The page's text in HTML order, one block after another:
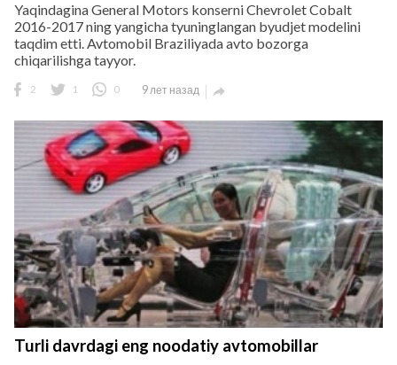
Yaqindagina General Motors konserni Chevrolet Cobalt
2016-2017 ning yangicha tyuninglangan byudjet modelini
taqdim etti. Avtomobil Braziliyada avto bozorga
chiqarilishga tayyor.
2 1 0 9 лет назад 
Turli davrdagi eng noodatiy avtomobillar